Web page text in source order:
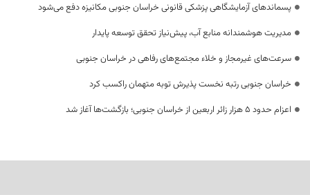
پسماندهای آزمایشگاهی پزشکی قانونی خراسان جنوبی مکانیزه دفع می‌شود
مدیریت هوشمندانه منابع آب، پیش‌نیاز تحقق توسعه پایدار
سرعت‌های غیرمجاز و خلاء مجتمع‌های رفاهی در خراسان جنوبی
خراسان جنوبی رتبه نخست پذیرش توبه متهمان راکسب کرد
اعزام حدود 5 هزار زائر اربعین از خراسان جنوبی؛ بازگشت‌ها آغاز شد